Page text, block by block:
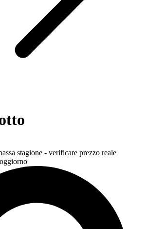
stagione - verificare prezzo reale